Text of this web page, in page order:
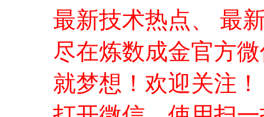
您是否对此课程还有疑
基本得到解答
全国统一咨询热线: